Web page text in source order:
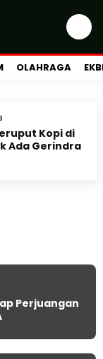
OLAHRAGA
Kopi di
Ada Gerindra
Perjuangan